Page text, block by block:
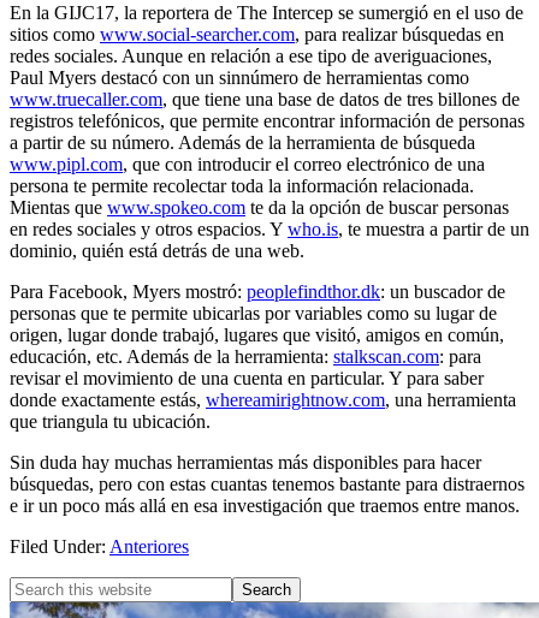
En la GIJC17, la reportera de The Intercep se sumergió en el uso de
sitios como www.social-searcher.com, para realizar búsquedas en
redes sociales. Aunque en relación a ese tipo de averiguaciones,
Paul Myers destacó con un sinnúmero de herramientas como
www.truecaller.com, que tiene una base de datos de tres billones de
registros telefónicos, que permite encontrar información de personas
a partir de su número. Además de la herramienta de búsqueda
www.pipl.com, que con introducir el correo electrónico de una
persona te permite recolectar toda la información relacionada.
Mientas que www.spokeo.com te da la opción de buscar personas
en redes sociales y otros espacios. Y who.is, te muestra a partir de un
dominio, quién está detrás de una web.
Para Facebook, Myers mostró: peoplefindthor.dk: un buscador de
personas que te permite ubicarlas por variables como su lugar de
origen, lugar donde trabajó, lugares que visitó, amigos en común,
educación, etc. Además de la herramienta: stalkscan.com: para
revisar el movimiento de una cuenta en particular. Y para saber
donde exactamente estás, whereamirightnow.com, una herramienta
que triangula tu ubicación.
Sin duda hay muchas herramientas más disponibles para hacer
búsquedas, pero con estas cuantas tenemos bastante para distraernos
e ir un poco más allá en esa investigación que traemos entre manos.
Filed Under: Anteriores